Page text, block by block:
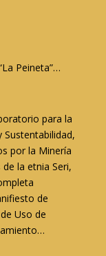
Peineta”…
para la
por la Minería
la etnia Seri,
de
Uso de